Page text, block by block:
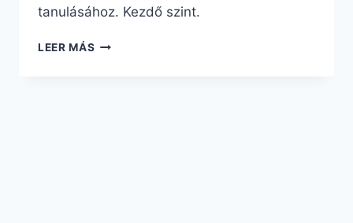
tanulásához. Kezdő szint.
LEER MÁS NAPI